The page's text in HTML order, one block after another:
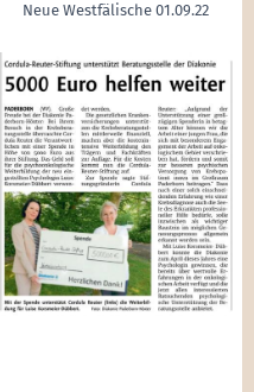
Neue Westfälische 01.09.22